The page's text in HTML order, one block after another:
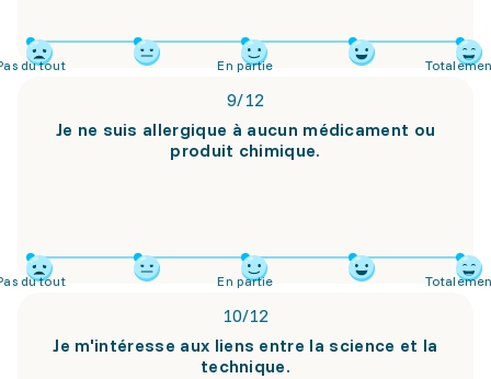
du tout En partie
9/12
Je ne suis allergique à aucun médicament ou
produit chimique.
du tout En partie
10/12
Je m'intéresse aux liens entre la science et la
technique.